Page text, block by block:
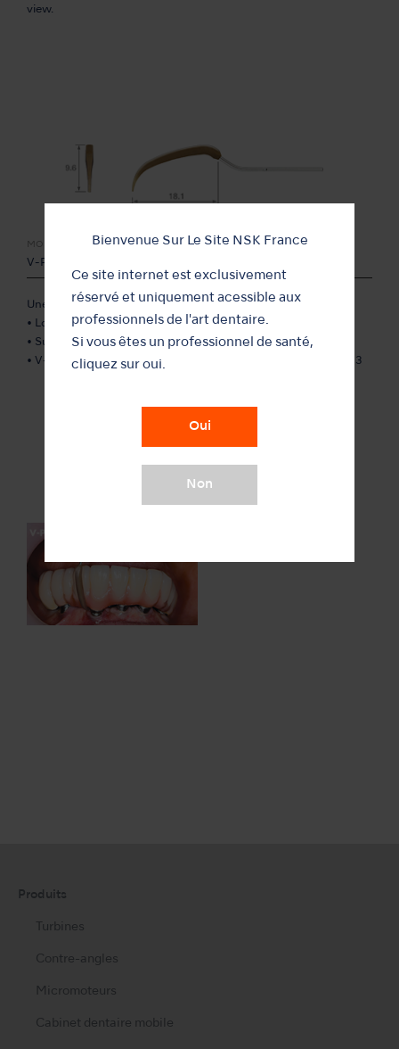
Bienvenue Sur Le Site NSK France
Ce site internet est exclusivement
réservé et uniquement acessible aux
professionnels de l'art dentaire.
Si vous êtes un professionnel de santé,
cliquez sur oui.
Oui
Non
view.
V-P12
RÉFÉRENCE:
Une version plus longue de l'insert V-P10.
• Lot de 3
• Support V10-S non fourni
• V-P11R/L, V-P12 ne sont compatibles qu’avec le VarioSurg 3
Produits
Turbines
Contre-angles
Micromoteurs
Cabinet dentaire mobile